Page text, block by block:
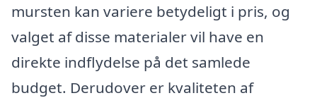
mursten kan variere betydeligt i pris, og
valget af disse materialer vil have en
direkte indflydelse på det samlede
budget. Derudover er kvaliteten af